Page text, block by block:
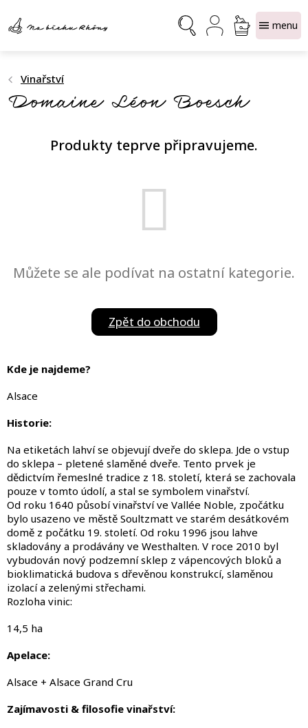
obsah
NÁKUPNÍ
KOŠÍK
Vinařství
Domaine Léon Boesch
Produkty teprve připravujeme.
Můžete se ale podívat na ostatní kategorie.
Zpět do obchodu
Kde je najdeme?
Alsace
Historie:
Na etiketách lahví se objevují dveře do sklepa. Jde o vstup
do sklepa – pletené slaměné dveře. Tento prvek je
dědictvím řemeslné tradice z 18. století, která se zachovala
pouze v tomto údolí, a stal se symbolem vinařství.
Od roku 1640 působí vinařství ve Vallée Noble, zpočátku
bylo usazeno ve městě Soultzmatt ve starém desátkovém
domě z počátku 19. století. Od roku 1996 jsou lahve
skladovány a prodávány ve Westhalten. V roce 2010 byl
vybudován nový podzemní sklep z vápencových bloků a
bioklimatická budova s dřevěnou konstrukcí, slaměnou
izolací a zelenými střechami.
Rozloha vinic:
14,5 ha
Apelace:
Alsace + Alsace Grand Cru
Zajímavosti & filosofie vinařství: